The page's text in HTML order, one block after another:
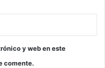
y web en este
comente.